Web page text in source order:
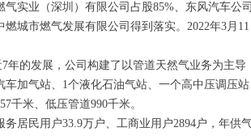
气实业（深圳）有限公司占股85%、东风汽车
燃城市燃气发展有限公司得到落实。2022年3月
的发展，公司构建了以管道天然气业务为主导
车加气站、1个液化石油气站、一个高中压调压
千米、低压管道990千米。
民用户33.9万户、工商业用户2894户，年供